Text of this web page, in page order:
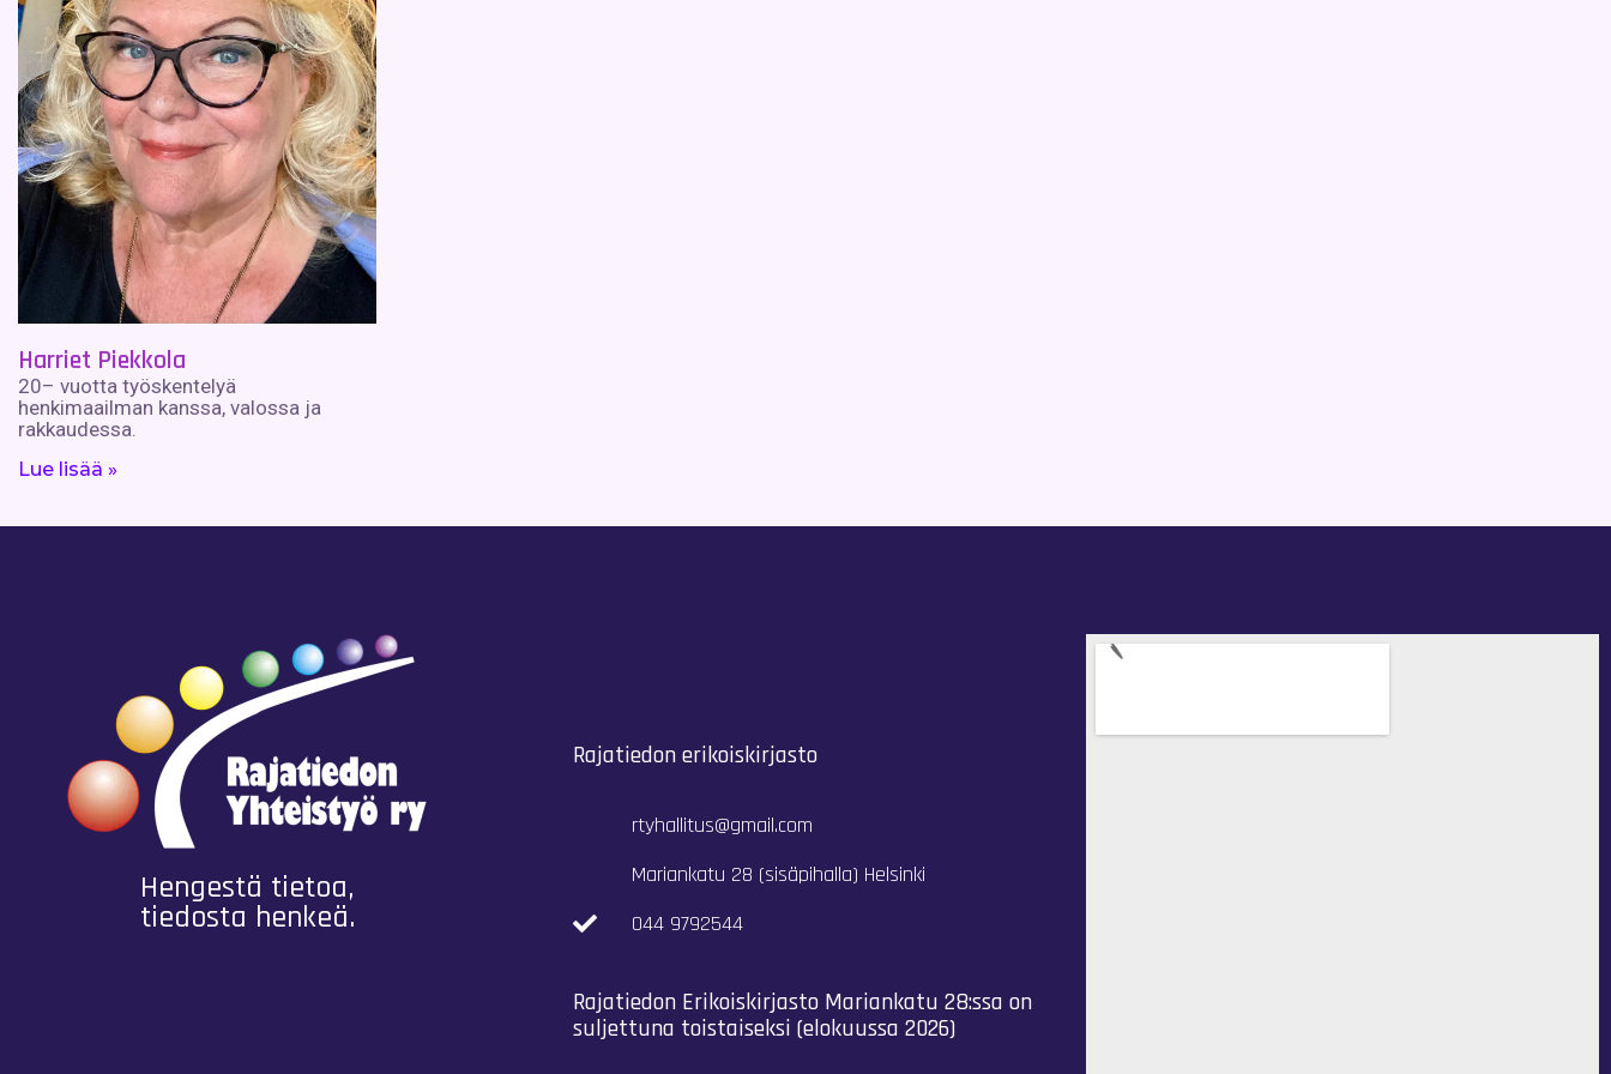
Harriet Piekkola
20– vuotta työskentelyä
henkimaailman kanssa, valossa ja
rakkaudessa.
Lue lisää »
Hengestä tietoa,
tiedosta henkeä.
Rajatiedon erikoiskirjasto
rtyhallitus@gmail.com
Mariankatu 28 (sisäpihalla) Helsinki
044 9792544
Rajatiedon Erikoiskirjasto Mariankatu 28:ssa on
suljettuna toistaiseksi (elokuussa 2026)